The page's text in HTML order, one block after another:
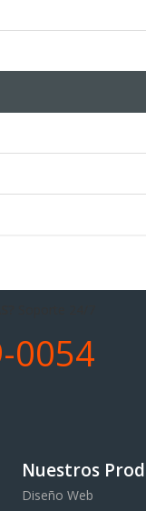
0054
Nuestros
Diseño Web